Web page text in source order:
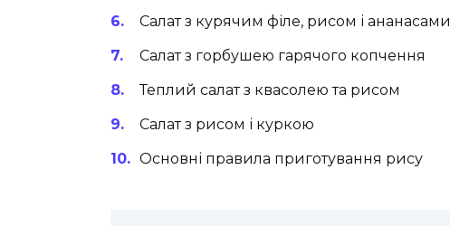
Салат з курячим філе, рисом і ананасами
Салат з горбушею гарячого копчення
Теплий салат з квасолею та рисом
Салат з рисом і куркою
Основні правила приготування рису